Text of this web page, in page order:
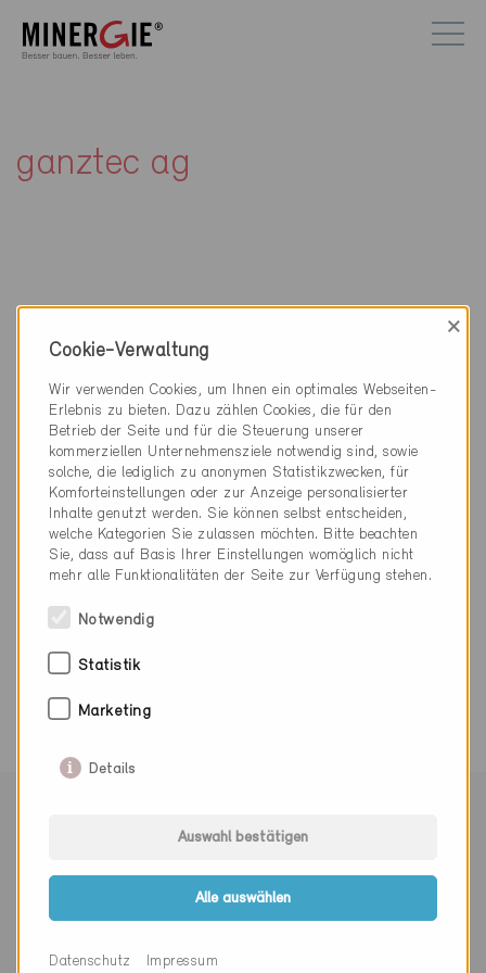
ganztec ag
Badstrasse 38
5312 Döttingen
056 268 00 00
kaspar.ganz@ganztec.ch
www.ganztec.ch
0 Minergie Gebäude (0 Zertifikate)
Cookie-Verwaltung
×
Wir verwenden Cookies, um Ihnen ein optimales Webseiten-
Erlebnis zu bieten. Dazu zählen Cookies, die für den
Betrieb der Seite und für die Steuerung unserer
kommerziellen Unternehmensziele notwendig sind, sowie
solche, die lediglich zu anonymen Statistikzwecken, für
Komforteinstellungen oder zur Anzeige personalisierter
Inhalte genutzt werden. Sie können selbst entscheiden,
welche Kategorien Sie zulassen möchten. Bitte beachten
Sie, dass auf Basis Ihrer Einstellungen womöglich nicht
mehr alle Funktionalitäten der Seite zur Verfügung stehen.
Notwendig
Statistik
Marketing
Details
Auswahl bestätigen
Alle auswählen
Datenschutz Impressum